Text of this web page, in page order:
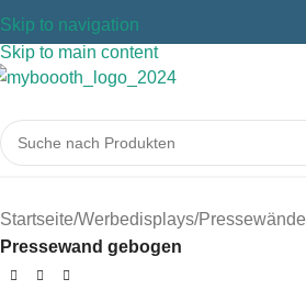
Skip to navigation
Skip to main content
Startseite Werbedisplays Pressewände
Pressewand gebogen